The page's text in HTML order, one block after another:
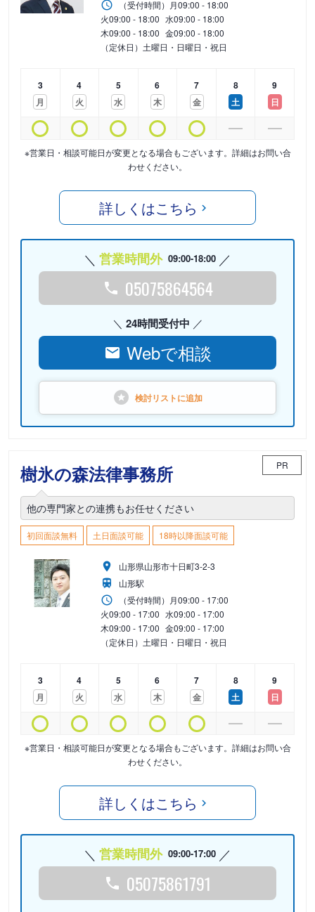
（受付時間） 月09:00 - 18:00
火09:00 - 18:00 水09:00 - 18:00
木09:00 - 18:00 金09:00 - 18:00
（定休日）土曜日・日曜日・祝日
3
月
4
火
5
水
6
木
7
金
8
土
9
日
※営業日・相談可能日が変更となる場合もございます。詳細はお問い合
わせください。
詳しくはこちら
営業時間外 09:00-18:00
05075864564
24時間受付中
Webで相談
検討リストに追加
樹氷の森法律事務所 PR
他の専門家との連携もお任せください
初回面談無料 土日面談可能 18時以降面談可能
山形県山形市十日町3-2-3
山形駅
（受付時間） 月09:00 - 17:00
火09:00 - 17:00 水09:00 - 17:00
木09:00 - 17:00 金09:00 - 17:00
（定休日）土曜日・日曜日・祝日
3
月
4
火
5
水
6
木
7
金
8
土
9
日
※営業日・相談可能日が変更となる場合もございます。詳細はお問い合
わせください。
詳しくはこちら
営業時間外 09:00-17:00
05075861791